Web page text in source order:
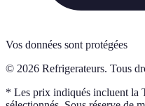
Vos données sont protégées
© 2026 Refrigerateurs. Tous
* Les prix indiqués incluent la